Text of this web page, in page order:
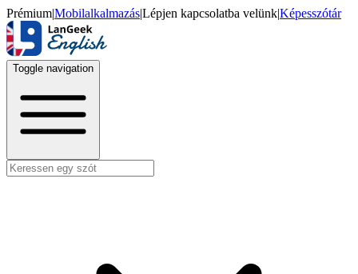
Prémium|Mobilalkalmazás|Lépjen kapcsolatba velünk|Képesszótár
Toggle navigation